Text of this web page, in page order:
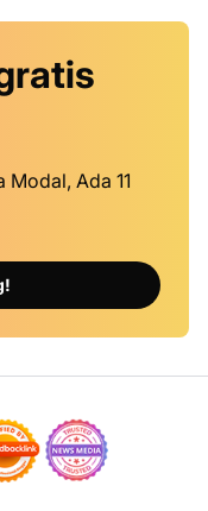
Ada 11